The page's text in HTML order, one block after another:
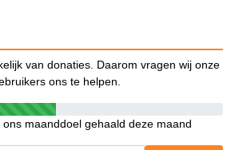
van donaties. Daarom vragen wij onze
ons te helpen.
maanddoel gehaald deze maand